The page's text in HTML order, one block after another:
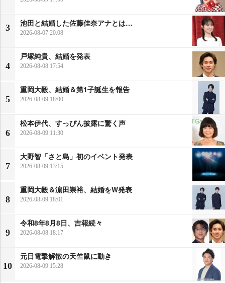
3
池田と結婚した佐藤佳奈アナとは…
2026-08-07 20:08
4
戸塚純貴、結婚を発表
2026-08-08 17:54
5
重岡大毅、結婚＆第1子誕生を報告
2026-08-09 18:00
6
松本伊代、すっぴん披露に驚く声
2026-08-09 11:30
7
大野智「さと島」初のイベント発表
2026-08-09 13:15
8
重岡大毅＆濵田崇裕、結婚をW発表
2026-08-09 18:01
9
令和8年8月8日、吉報続々
2026-08-08 18:17
10
元日電撃解散の天竺鼠に動き
2026-08-09 15:28